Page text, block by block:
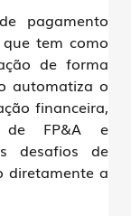
pagamento
tem como
de forma
automatiza o
financeira,
FP&A e
desafios de
diretamente a